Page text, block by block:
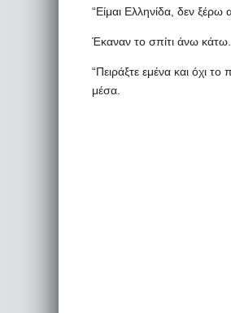
“Είμαι Ελληνίδα, δεν ξέρω
Έκαναν το σπίτι άνω κάτω.
“Πειράξτε εμένα και όχι
μέσα.